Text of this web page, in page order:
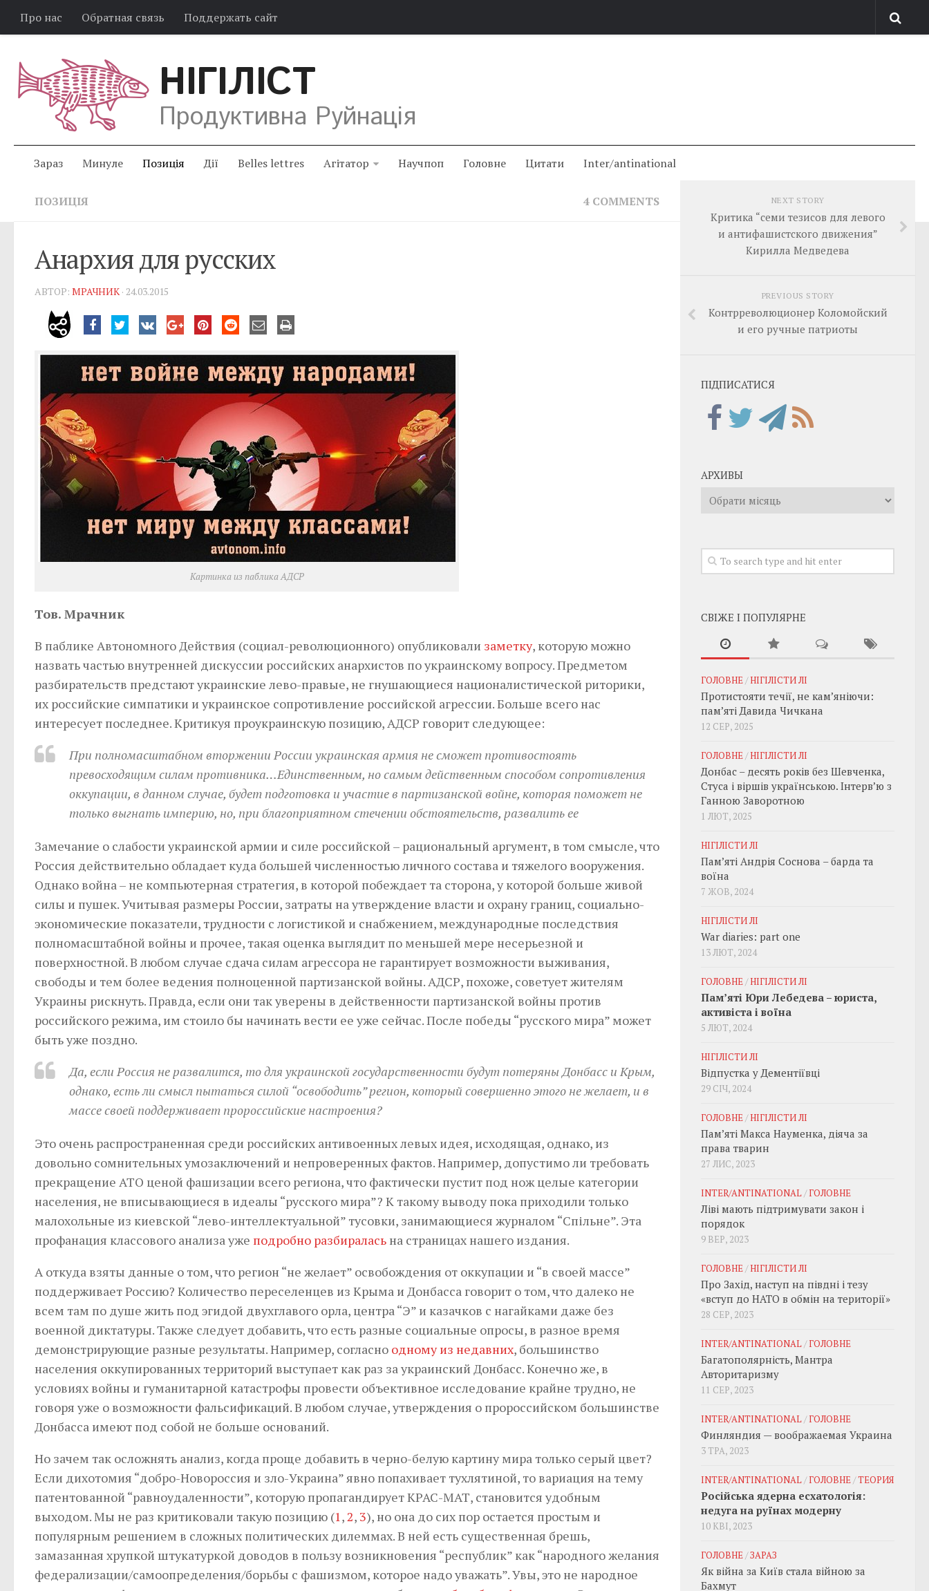
Про нас Обратная связь Поддержать сайт
НІГІЛІСТ
Продуктивна Руйнація
Зараз Минуле Позиція Дії Belles lettres Агітатор Научпоп Головне Цитати Inter/antinational
ПОЗИЦІЯ 4 COMMENTS
Анархия для русских
АВТОР: МРАЧНИК · 24.03.2015
Картинка из паблика АДСР
Тов. Мрачник
В паблике Автономного Действия (социал-революционного) опубликовали заметку, которую можно
назвать частью внутренней дискуссии российских анархистов по украинскому вопросу. Предметом
разбирательств предстают украинские лево-правые, не гнушающиеся националистической риторики,
их российские симпатики и украинское сопротивление российской агрессии. Больше всего нас
интересует последнее. Критикуя проукраинскую позицию, АДСР говорит следующее:
При полномасштабном вторжении России украинская армия не сможет противостоять
превосходящим силам противника…Единственным, но самым действенным способом сопротивления
оккупации, в данном случае, будет подготовка и участие в партизанской войне, которая поможет не
только выгнать империю, но, при благоприятном стечении обстоятельств, развалить ее
Замечание о слабости украинской армии и силе российской – рациональный аргумент, в том смысле, что
Россия действительно обладает куда большей численностью личного состава и тяжелого вооружения.
Однако война – не компьютерная стратегия, в которой побеждает та сторона, у которой больше живой
силы и пушек. Учитывая размеры России, затраты на утверждение власти и охрану границ, социально-
экономические показатели, трудности с логистикой и снабжением, международные последствия
полномасштабной войны и прочее, такая оценка выглядит по меньшей мере несерьезной и
поверхностной. В любом случае сдача силам агрессора не гарантирует возможности выживания,
свободы и тем более ведения полноценной партизанской войны. АДСР, похоже, советует жителям
Украины рискнуть. Правда, если они так уверены в действенности партизанской войны против
российского режима, им стоило бы начинать вести ее уже сейчас. После победы “русского мира” может
быть уже поздно.
Да, если Россия не развалится, то для украинской государственности будут потеряны Донбасс и Крым,
однако, есть ли смысл пытаться силой “освободить” регион, который совершенно этого не желает, и в
массе своей поддерживает пророссийские настроения?
Это очень распространенная среди российских антивоенных левых идея, исходящая, однако, из
довольно сомнительных умозаключений и непроверенных фактов. Например, допустимо ли требовать
прекращение АТО ценой фашизации всего региона, что фактически пустит под нож целые категории
населения, не вписывающиеся в идеалы “русского мира”? К такому выводу пока приходили только
малохольные из киевской “лево-интеллектуальной” тусовки, занимающиеся журналом “Спільне”. Эта
профанация классового анализа уже подробно разбиралась на страницах нашего издания.
А откуда взяты данные о том, что регион “не желает” освобождения от оккупации и “в своей массе”
поддерживает Россию? Количество переселенцев из Крыма и Донбасса говорит о том, что далеко не
всем там по душе жить под эгидой двухглавого орла, центра “Э” и казачков с нагайками даже без
военной диктатуры. Также следует добавить, что есть разные социальные опросы, в разное время
демонстрирующие разные результаты. Например, согласно одному из недавних, большинство
населения оккупированных территорий выступает как раз за украинский Донбасс. Конечно же, в
условиях войны и гуманитарной катастрофы провести объективное исследование крайне трудно, не
говоря уже о возможности фальсификаций. В любом случае, утверждения о пророссийском большинстве
Донбасса имеют под собой не больше оснований.
Но зачем так осложнять анализ, когда проще добавить в черно-белую картину мира только серый цвет?
Если дихотомия “добро-Новороссия и зло-Украина” явно попахивает тухлятиной, то вариация на тему
патентованной “равноудаленности”, которую пропагандирует КРАС-МАТ, становится удобным
выходом. Мы не раз критиковали такую позицию (1,2, 3), но она до сих пор остается простым и
популярным решением в сложных политических дилеммах. В ней есть существенная брешь,
замазанная хрупкой штукатуркой доводов в пользу возникновения “республик” как “народного желания
федерализации/самоопределения/борьбы с фашизмом, которое надо уважать”. Увы, это не народное
NEXT STORY
Критика “семи тезисов для левого
и антифашистского движения”
Кирилла Медведева
PREVIOUS STORY
Контрреволюционер Коломойский
и его ручные патриоты
ПІДПИСАТИСЯ
АРХИВЫ
Архивы
СВІЖЕ І ПОПУЛЯРНЕ
ГОЛОВНЕ/НІГІЛІСТИ ЛІ
Протистояти течії, не кам’яніючи:
пам’яті Давида Чичкана
12 СЕР, 2025
ГОЛОВНЕ/НІГІЛІСТИ ЛІ
Донбас – десять років без Шевченка,
Стуса і віршів українською. Інтерв’ю з
Ганною Заворотною
1 ЛЮТ, 2025
НІГІЛІСТИ ЛІ
Пам’яті Андрія Соснова – барда та
воїна
7 ЖОВ, 2024
НІГІЛІСТИ ЛІ
War diaries: part one
13 ЛЮТ, 2024
ГОЛОВНЕ/НІГІЛІСТИ ЛІ
Пам’яті Юри Лебедева – юриста,
активіста і воїна
5 ЛЮТ, 2024
НІГІЛІСТИ ЛІ
Відпустка у Дементіївці
29 СІЧ, 2024
ГОЛОВНЕ/НІГІЛІСТИ ЛІ
Пам’яті Макса Науменка, діяча за
права тварин
27 ЛИС, 2023
INTER/ANTINATIONAL/ГОЛОВНЕ
Ліві мають підтримувати закон і
порядок
9 ВЕР, 2023
ГОЛОВНЕ/НІГІЛІСТИ ЛІ
Про Захід, наступ на півдні і тезу
«вступ до НАТО в обмін на території»
28 СЕР, 2023
INTER/ANTINATIONAL/ГОЛОВНЕ
Багатополярність, Мантра
Авторитаризму
11 СЕР, 2023
INTER/ANTINATIONAL/ГОЛОВНЕ
Финляндия — воображаемая Украина
3 ТРА, 2023
INTER/ANTINATIONAL/ГОЛОВНЕ/ТЕОРИЯ
Російська ядерна есхатологія:
недуга на руїнах модерну
10 КВІ, 2023
ГОЛОВНЕ/ЗАРАЗ
Як війна за Київ стала війною за
Бахмут